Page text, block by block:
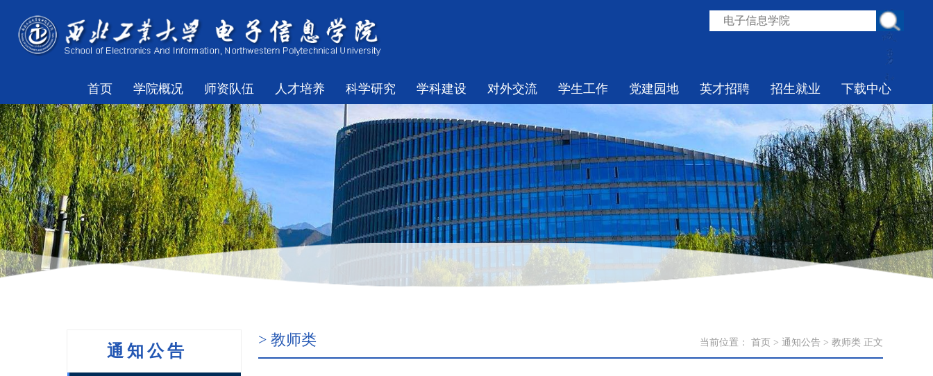
首页 学院概况 师资队伍 人才培养 科学研究 学科建设 对外交流 学生工作 党建园地 英才招聘 招生就业 下载中心
通知公告
> 教师类 当前位置： 首页 > 通知公告 > 教师类 正文